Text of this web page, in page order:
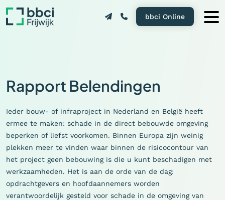
bbci Online
Rapport Belendingen
Ieder bouw- of infraproject in Nederland en België heeft
ermee te maken: schade in de direct bebouwde omgeving
beperken of liefst voorkomen. Binnen Europa zijn weinig
plekken meer te vinden waar binnen de risicocontour van
het project geen bebouwing is die u kunt beschadigen met
werkzaamheden. Het is aan de orde van de dag:
opdrachtgevers en hoofdaannemers worden
verantwoordelijk gesteld voor schade in de omgeving van